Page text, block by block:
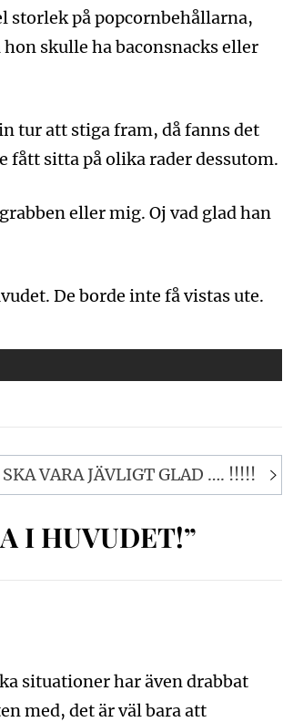
storlek på popcornbehållarna,
skulle ha baconsnacks eller
tur att stiga fram, då fanns det
fått sitta på olika rader dessutom.
eller mig. Oj vad glad han
De borde inte få vistas ute.
SKA VARA JÄVLIGT GLAD …. !!!!!
I HUVUDET!”
situationer har även drabbat
med, det är väl bara att